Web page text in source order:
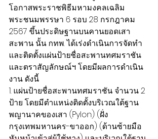
โอกาสพระราชพิธีมหามงคลเฉลิม
พระชนมพรรษา 6 รอบ 28 กรกฎาคม
2567 ขึ้นประดิษฐานบนคานยอดเสา
สะพาน นั้น กทพ. ได้เร่งดำเนินการจัดทำ
และติดตั้งแผ่นป้ายชื่อสะพานทศมราชัน
และตราสัญลักษณ์ฯ โดยมีผลการดำเนิน
งาน ดังนี้
1. แผ่นป้ายชื่อสะพานทศมราชัน จำนวน 2
ป้าย โดยมีตำแหน่งติดตั้งบริเวณใต้ฐาน
พญานาคของเสา (Pylon) (ฝั่ง
กรุงเทพมหานคร-ขาออก) (ด้านซ้ายมือ